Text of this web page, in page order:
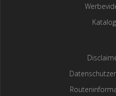
Katalog